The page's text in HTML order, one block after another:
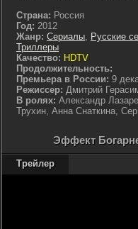
Страна: Россия
Год: 2012
Жанр: Сериалы, Русские
Триллеры
Качество: HDTV
Продолжительность:
Премьера в России: 9
Режиссер: Дмитрий
В ролях: Александр
Трухин, Анна Снаткина,
Эффект
Трейлер